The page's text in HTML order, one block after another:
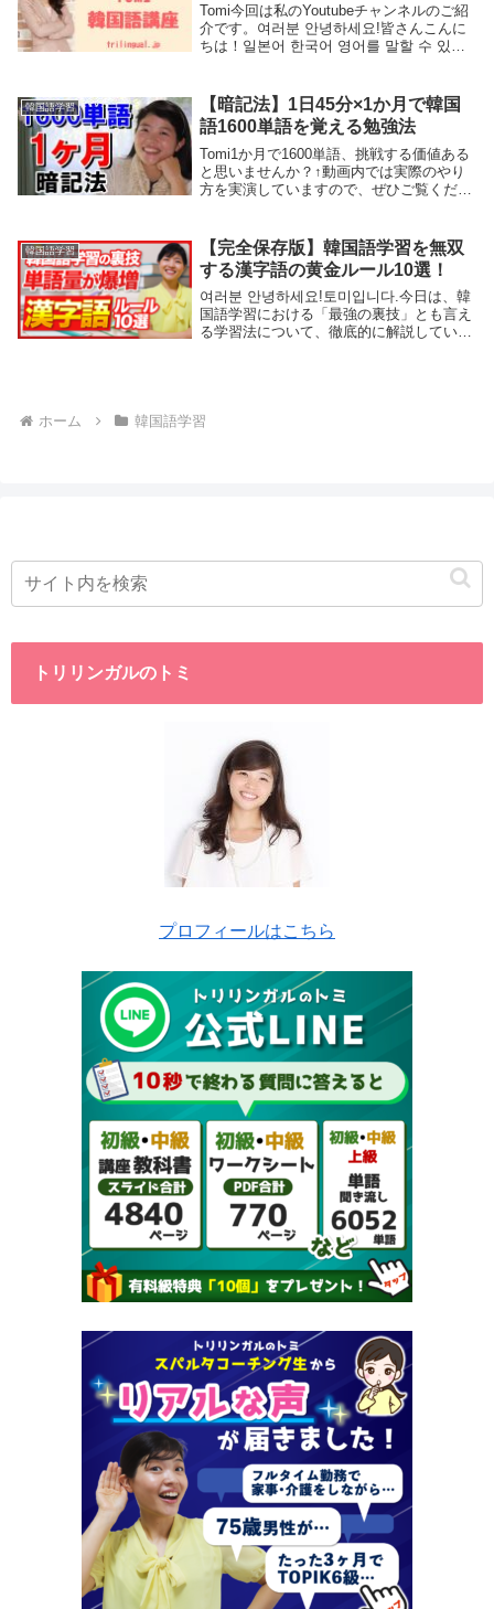
Tomi今回は私のYoutubeチャンネルのご紹
介です。여러분 안녕하세요!皆さんこんに
ちは！일본어 한국어 영어를 말할 수 있는
로 언어의 ...
韓国語学習
【暗記法】1日45分×1か月で韓国
語1600単語を覚える勉強法
Tomi1か月で1600単語、挑戦する価値ある
と思いませんか？↑動画内では実際のやり
方を実演していますので、ぜひご覧くださ
学院を卒業して、その後は日本語・英語・
韓...
韓国語学習
【完全保存版】韓国語学習を無双
する漢字語の黄金ルール10選！
여러분 안녕하세요!토미입니다.今日は、韓
国語学習における「最強の裏技」とも言え
る学習法について、徹底的に解説していき
ホーム
韓国語学習
トリリンガルのトミ
プロフィールはこちら